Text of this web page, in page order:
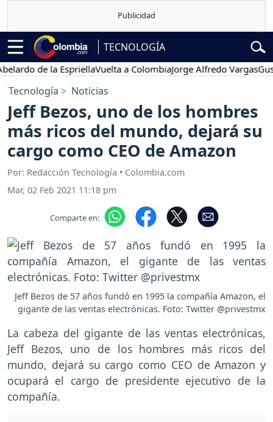
TECNOLOGÍA
de la EspriellaVuelta a ColombiaJorge Alfredo VargasGustavo
Tecnología Noticias
Jeff Bezos, uno de los hombres
más ricos del mundo, dejará su
cargo como CEO de Amazon
Por: Redacción Tecnología • Colombia.com
Mar, 02 Feb 2021 11:18 pm
Comparte en:
Jeff Bezos de 57 años fundó en 1995 la compañía Amazon, el
gigante de las ventas electrónicas. Foto: Twitter @privestmx
La cabeza del gigante de las ventas electrónicas,
Jeff Bezos, uno de los hombres más ricos del
mundo, dejará su cargo como CEO de Amazon y
ocupará el cargo de presidente ejecutivo de la
compañía.